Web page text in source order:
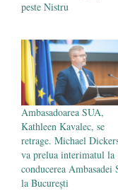
peste Nistru
Ambasadoarea SUA,
Kathleen Kavalec, se
retrage. Michael
va prelua interimatul la
conducerea Ambasadei
la București